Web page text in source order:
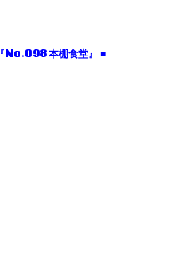
『No.098本棚食堂』 ■